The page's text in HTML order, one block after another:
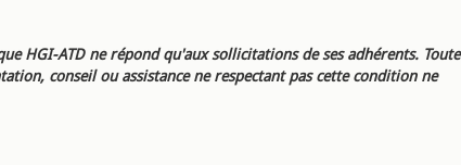
HGI-ATD ne répond qu'aux sollicitations de ses adhérents. Toute
conseil ou assistance ne respectant pas cette condition ne